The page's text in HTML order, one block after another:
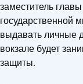
заместитель
государственной
выдавать личные
вокзале будет
защиты.